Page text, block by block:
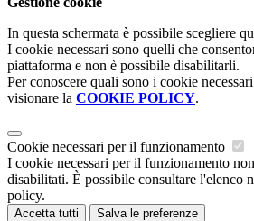
In questa schermata è possibile scegliere
I cookie necessari sono quelli che
piattaforma e non è possibile disabilitarli.
Per conoscere quali sono i cookie
visionare la COOKIE POLICY.
Cookie necessari per il funzionamento
I cookie necessari per il funzionamento
disabilitati. È possibile consultare l'elenco
policy.
Accetta tutti Salva le preferenze